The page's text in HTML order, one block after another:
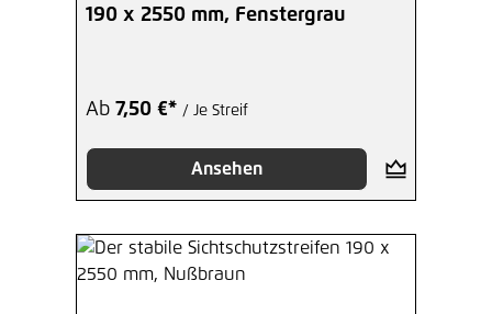
190 x 2550 mm, Fenstergrau
Ab 7,50 €* / Je Streif
Ansehen